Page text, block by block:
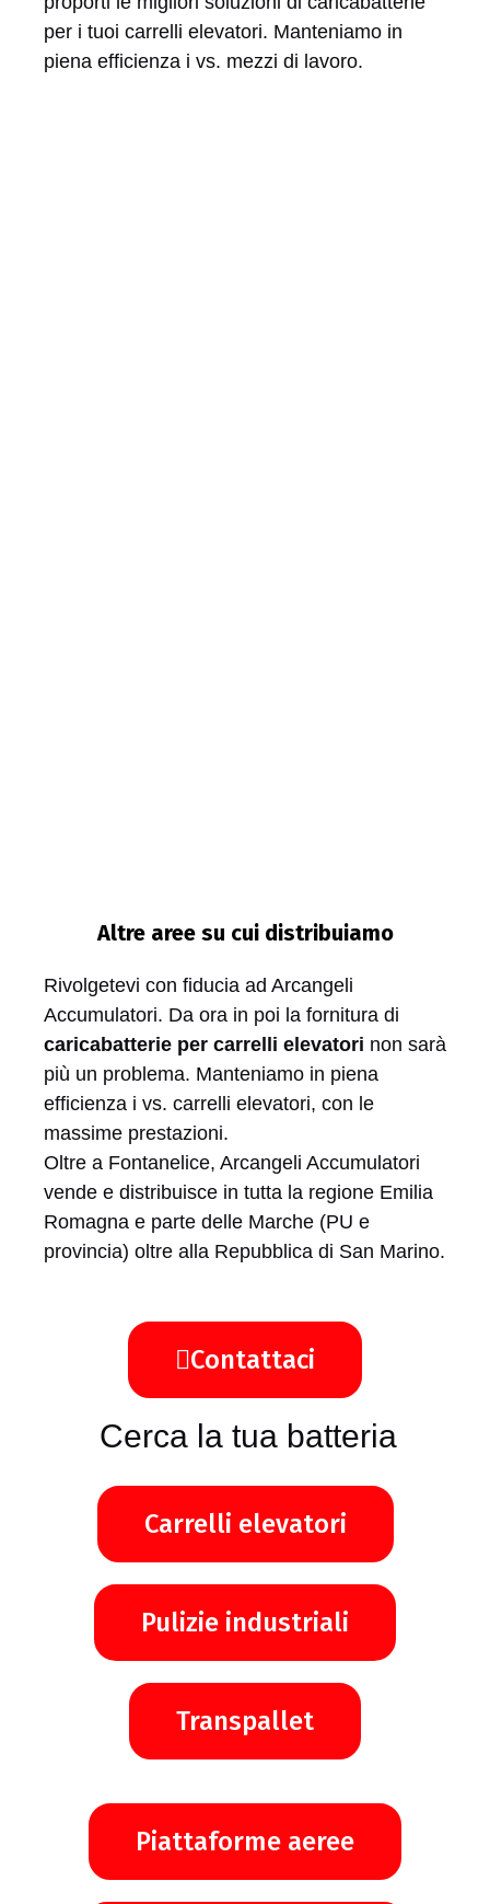
per i tuoi carrelli elevatori. Manteniamo in
piena efficienza i vs. mezzi di lavoro.
Altre aree su cui distribuiamo
Rivolgetevi con fiducia ad Arcangeli
Accumulatori. Da ora in poi la fornitura di
caricabatterie per carrelli elevatori non sarà
più un problema. Manteniamo in piena
efficienza i vs. carrelli elevatori, con le
massime prestazioni.
Oltre a Fontanelice, Arcangeli Accumulatori
vende e distribuisce in tutta la regione Emilia
Romagna e parte delle Marche (PU e
provincia) oltre alla Repubblica di San Marino.
Contattaci
Cerca la tua batteria
Carrelli elevatori
Pulizie industriali
Transpallet
Piattaforme aeree